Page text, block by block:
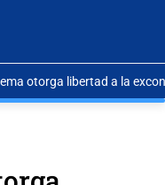
otorga libertad a la